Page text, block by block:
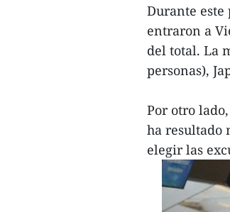
Durante
entraron a
del total. La
personas),
Por otro
ha resultado
elegir las